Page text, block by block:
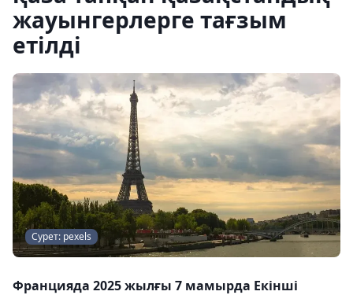
жауынгерлерге тағзым
етілді
Сурет: pexels
Францияда 2025 жылғы 7 мамырда Екінші